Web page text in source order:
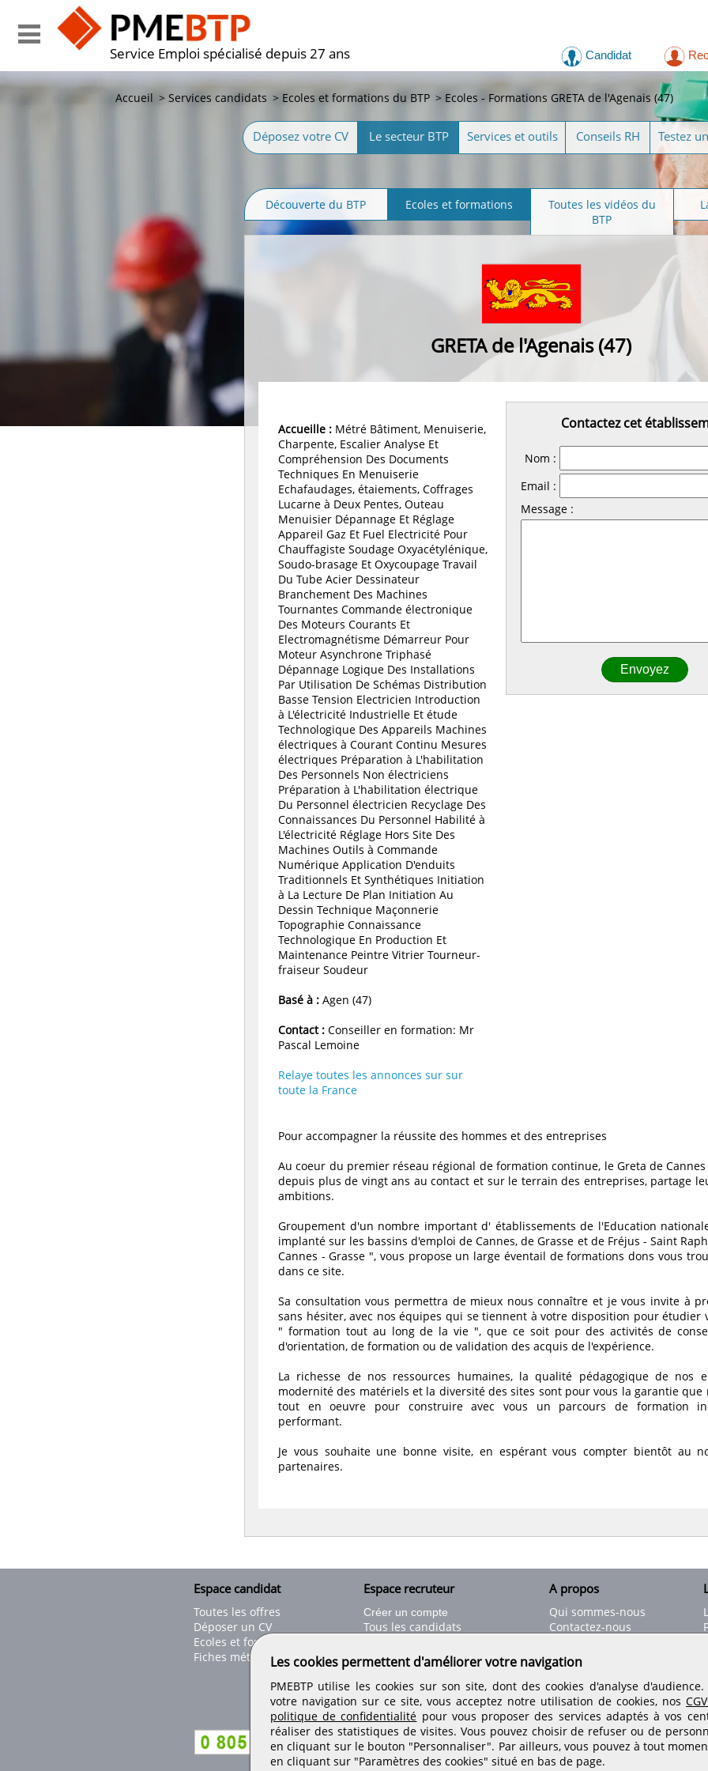
Service Emploi spécialisé depuis 27 ans Candidat
Accueil > Services candidats > Ecoles et formations du BTP > Ecoles - Formations GRETA de l'Agenais (47)
Déposez votre CV Le secteur BTP Services et outils Conseils RH Testez
Découverte du BTP Ecoles et formations
Toutes les vidéos du
BTP
GRETA de l'Agenais (47)
Accueille : Métré Bâtiment, Menuiserie,
Charpente, Escalier Analyse Et
Compréhension Des Documents
Techniques En Menuiserie
Echafaudages, étaiements, Coffrages
Lucarne à Deux Pentes, Outeau
Menuisier Dépannage Et Réglage
Appareil Gaz Et Fuel Electricité Pour
Chauffagiste Soudage Oxyacétylénique,
Soudo-brasage Et Oxycoupage Travail
Du Tube Acier Dessinateur
Branchement Des Machines
Tournantes Commande électronique
Des Moteurs Courants Et
Electromagnétisme Démarreur Pour
Moteur Asynchrone Triphasé
Dépannage Logique Des Installations
Par Utilisation De Schémas Distribution
Basse Tension Electricien Introduction
à L'électricité Industrielle Et étude
Technologique Des Appareils Machines
électriques à Courant Continu Mesures
électriques Préparation à L'habilitation
Des Personnels Non électriciens
Préparation à L'habilitation électrique
Du Personnel électricien Recyclage Des
Connaissances Du Personnel Habilité à
L'électricité Réglage Hors Site Des
Machines Outils à Commande
Numérique Application D'enduits
Traditionnels Et Synthétiques Initiation
à La Lecture De Plan Initiation Au
Dessin Technique Maçonnerie
Topographie Connaissance
Technologique En Production Et
Maintenance Peintre Vitrier Tourneur-
fraiseur Soudeur
Basé à : Agen (47)
Contact : Conseiller en formation: Mr
Pascal Lemoine
Relaye toutes les annonces sur sur
toute la France
Contactez cet
Nom :
Email :
Message :
Pour accompagner la réussite des hommes et des entreprises
Au coeur du premier réseau régional de formation continue, le Greta de Cannes
depuis plus de vingt ans au contact et sur le terrain des entreprises, partage
ambitions.
Groupement d'un nombre important d' établissements de l'Education
implanté sur les bassins d'emploi de Cannes, de Grasse et de Fréjus - Saint
Cannes - Grasse ", vous propose un large éventail de formations dons vous
dans ce site.
Sa consultation vous permettra de mieux nous connaître et je vous invite à
sans hésiter, avec nos équipes qui se tiennent à votre disposition pour étudier
" formation tout au long de la vie ", que ce soit pour des activités de
d'orientation, de formation ou de validation des acquis de l'expérience.
La richesse de nos ressources humaines, la qualité pédagogique de nos
modernité des matériels et la diversité des sites sont pour vous la garantie que
tout en oeuvre pour construire avec vous un parcours de formation
performant.
Je vous souhaite une bonne visite, en espérant vous compter bientôt au
partenaires.
Espace candidat
Toutes les offres
Déposer un CV
Ecoles et formations
Fiches métiers
Espace recruteur
Créer un compte
Tous les candidats
Déposer une offre de stage
Nos tarifs
A propos
Qui sommes-nous
Contactez-nous
Informations légales
Conditions générales
Rejoignez nos équipes
Retrouvez-nous sur les réseaux sociaux
Les cookies permettent d'améliorer votre navigation
PMEBTP utilise les cookies sur son site, dont des cookies d'analyse
votre navigation sur ce site, vous acceptez notre utilisation de cookies, nos
politique de confidentialité pour vous proposer des services adaptés à vos
réaliser des statistiques de visites. Vous pouvez choisir de refuser ou de
en cliquant sur le bouton "Personnaliser". Par ailleurs, vous pouvez à tout
en cliquant sur "Paramètres des cookies" situé en bas de page.